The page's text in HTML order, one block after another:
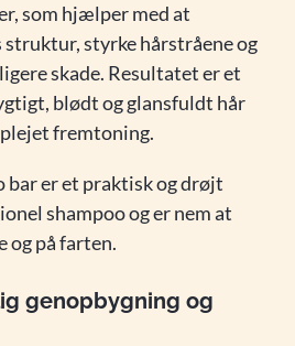
som hjælper med at
struktur, styrke hårstråene og
skade. Resultatet er et
blødt og glansfuldt hår
fremtoning.
bar er et praktisk og drøjt
shampoo og er nem at
og på farten.
genopbygning og